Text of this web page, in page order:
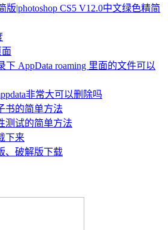
版|photoshop CS5 V12.0中文绿色精简
下 AppData roaming 里面的文件可以
非常大可以删除吗
书的简单方法
测试的简单方法
下来
、破解版下载